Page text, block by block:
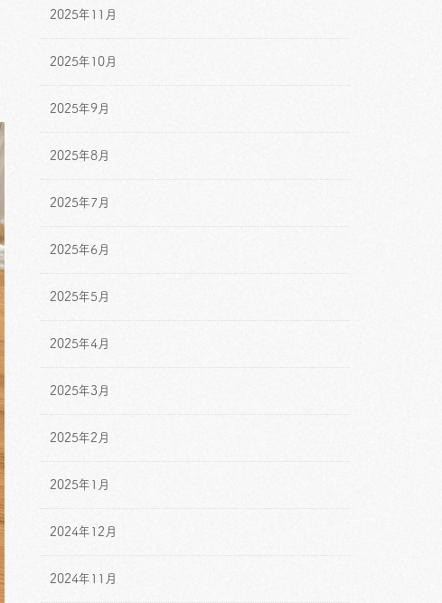
2025年11月
2025年10月
2025年9月
2025年8月
2025年7月
2025年6月
2025年5月
2025年4月
2025年3月
2025年2月
2025年1月
2024年12月
2024年11月